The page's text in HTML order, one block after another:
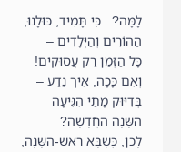
לָמָּה?.. כִּי תָּמִיד, כּוּלָנוּ,
הַהוֹרִים וְהַיְּלָדִים –
כָּל הַזְּמַן רַק עֲסוּקִים!
וְאִם כָּכָה, אֵיך נֵדַע –
בְּדִיּוּק מָתַי הִגִּיעָה
הַשָּׁנָה הַחֲדָשָׁה?
לָכֵן, כְּשֶׁבָּא רֹאשׁ-הַשָּׁנָה,